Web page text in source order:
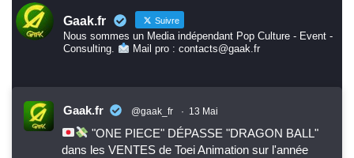
Gaak.fr Suivre
Nous sommes un Media indépendant Pop Culture - Event -
Consulting.
Mail pro : contacts@gaak.fr
Gaak.fr @gaak_fr · 13 Mai
"ONE PIECE" DÉPASSE "DRAGON BALL"
dans les VENTES de Toei Animation sur l'année